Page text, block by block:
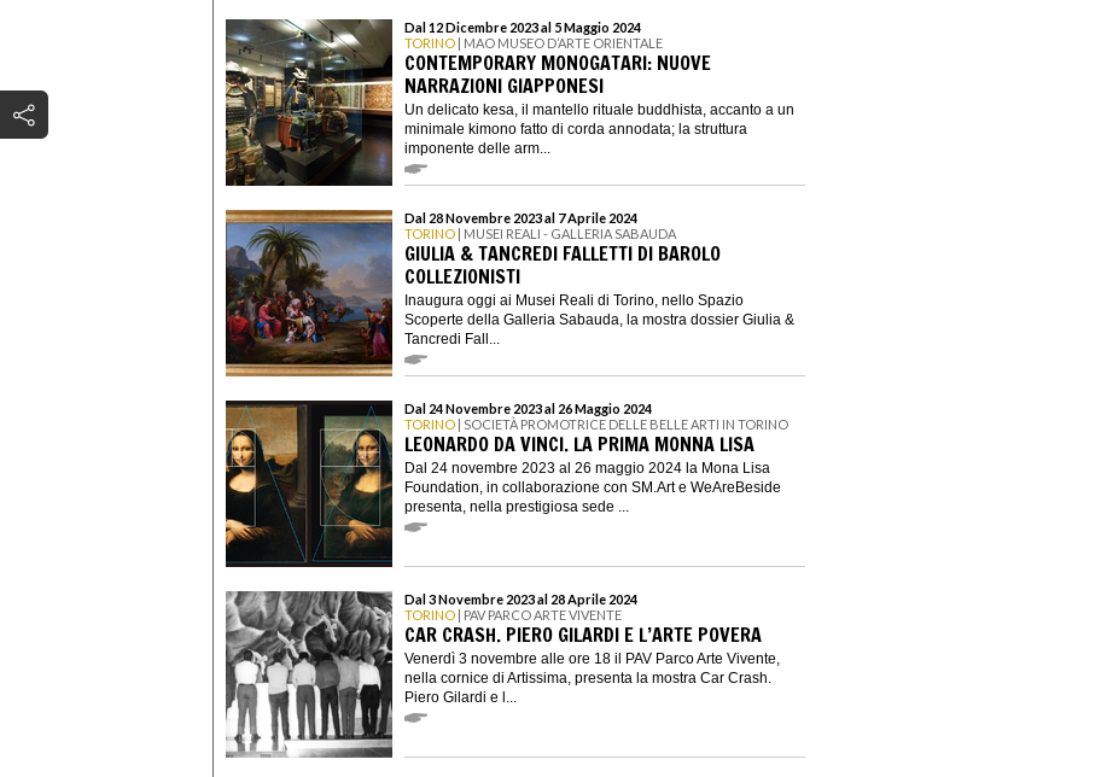
Dal 12 Dicembre 2023 al 5 Maggio 2024
TORINO | MAO MUSEO D’ARTE ORIENTALE
CONTEMPORARY MONOGATARI: NUOVE
NARRAZIONI GIAPPONESI
Un delicato kesa, il mantello rituale buddhista, accanto a un
minimale kimono fatto di corda annodata; la struttura
imponente delle arm...
Dal 28 Novembre 2023 al 7 Aprile 2024
TORINO | MUSEI REALI - GALLERIA SABAUDA
GIULIA & TANCREDI FALLETTI DI BAROLO
COLLEZIONISTI
Inaugura oggi ai Musei Reali di Torino, nello Spazio
Scoperte della Galleria Sabauda, la mostra dossier Giulia &
Tancredi Fall...
Dal 24 Novembre 2023 al 26 Maggio 2024
TORINO | SOCIETÀ PROMOTRICE DELLE BELLE ARTI IN TORINO
LEONARDO DA VINCI. LA PRIMA MONNA LISA
Dal 24 novembre 2023 al 26 maggio 2024 la Mona Lisa
Foundation, in collaborazione con SM.Art e WeAreBeside
presenta, nella prestigiosa sede ...
Dal 3 Novembre 2023 al 28 Aprile 2024
TORINO | PAV PARCO ARTE VIVENTE
CAR CRASH. PIERO GILARDI E L’ARTE POVERA
Venerdì 3 novembre alle ore 18 il PAV Parco Arte Vivente,
nella cornice di Artissima, presenta la mostra Car Crash.
Piero Gilardi e l...